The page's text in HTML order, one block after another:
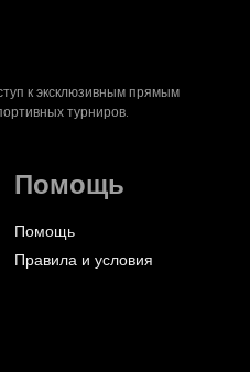
к эксклюзивным прямым
турниров.
Помощь
Помощь
Правила и условия